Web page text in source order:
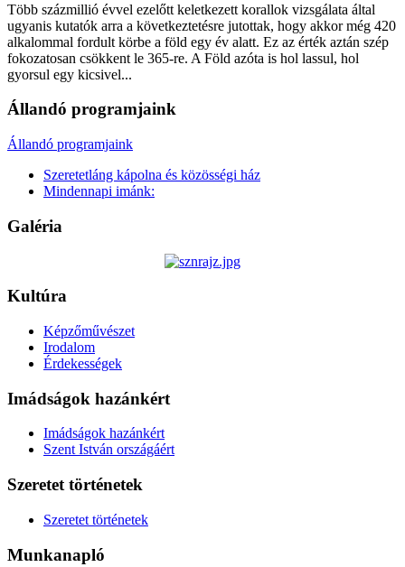
Több százmillió évvel ezelőtt keletkezett korallok vizsgálata által
ugyanis kutatók arra a következtetésre jutottak, hogy akkor még 420
alkalommal fordult körbe a föld egy év alatt. Ez az érték aztán szép
fokozatosan csökkent le 365-re. A Föld azóta is hol lassul, hol
gyorsul egy kicsivel...
Állandó programjaink
Állandó programjaink
Szeretetláng kápolna és közösségi ház
Mindennapi imánk:
Galéria
Kultúra
Képzőművészet
Irodalom
Érdekességek
Imádságok hazánkért
Imádságok hazánkért
Szent István országáért
Szeretet történetek
Szeretet történetek
Munkanapló